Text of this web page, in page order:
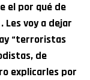
el por qué de
. Les voy a dejar
“terroristas
de
explicarles por